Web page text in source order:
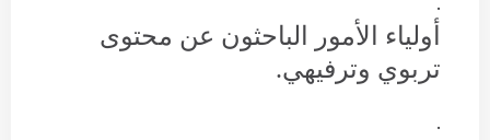
أولياء الأمور الباحثون عن محتوى
تربوي وترفيهي.